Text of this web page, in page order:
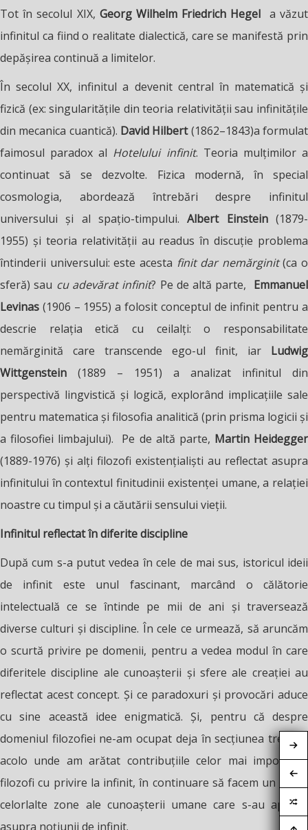
Tot în secolul XIX, Georg Wilhelm Friedrich Hegel a văzut
infinitul ca fiind o realitate dialectică, care se manifestă prin
depășirea continuă a limitelor.
În secolul XX, infinitul a devenit central în matematică și
fizică (ex: singularitățile din teoria relativității sau infinitățile
din mecanica cuantică). David Hilbert(1862–1843)a formulat
faimosul paradox al Hotelului infinit. Teoria mulțimilor a
continuat să se dezvolte. Fizica modernă, în special
cosmologia, abordează întrebări despre infinitul
universului și al spațio-timpului.Albert Einstein(1879-
1955) și teoria relativității au readus în discuție problema
întinderii universului: este acesta finit dar nemărginit(ca o
sferă) sau cu adevărat infinit? Pe de altă parte, Emmanuel
Levinas (1906 – 1955) a folosit conceptul de infinit pentru a
descrie relația etică cu ceilalți: o responsabilitate
nemărginită care transcende ego-ul finit, iar Ludwig
Wittgenstein (1889 – 1951) a analizat infinitul din
perspectivă lingvistică și logică, explorând implicațiile sale
pentru matematica și filosofia analitică (prin prisma logicii și
a filosofiei limbajului). Pe de altă parte, Martin Heidegger
(1889-1976) și alți filozofi existențialiști au reflectat asupra
infinitului în contextul finitudinii existenței umane, a relației
noastre cu timpul și a căutării sensului vieții.
Infinitul reflectat în diferite discipline
După cum s-a putut vedea în cele de mai sus, istoricul ideii
de infinit este unul fascinant, marcând o călătorie
intelectuală ce se întinde pe mii de ani și traversează
diverse culturi și discipline. În cele ce urmează, să aruncăm
o scurtă privire pe domenii, pentru a vedea modul în care
diferitele discipline ale cunoașterii și sfere ale creației au
reflectat acest concept. Și ce paradoxuri și provocări aduce
cu sine această idee enigmatică. Și, pentru că despre
domeniul filozofiei ne-am ocupat deja în secțiunea trecută,
acolo unde am arătat contribuțiile celor mai importanți
filozofi cu privire la infinit, în continuare să facem un tur al
celorlalte zone ale cunoașterii umane care s-au aplecat
asupra noțiunii de infinit.